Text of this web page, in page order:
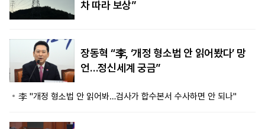
차 따라 보상”
장동혁 “李, ‘개정 형소법 안 읽어봤다’ 망
언…정신세계 궁금”
李 "개정 형소법 안 읽어봐…검사가 합수본서 수사하면 안 되나"